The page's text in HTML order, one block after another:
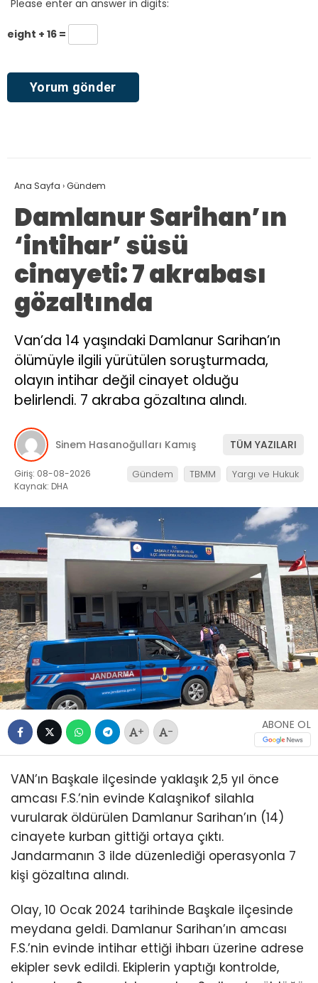
Please enter an answer in digits:
eight + 16 =
Ana Sayfa ›Gündem
Damlanur Sarihan’ın
‘intihar’ süsü
cinayeti: 7 akrabası
gözaltında
Van’da 14 yaşındaki Damlanur Sarihan’ın
ölümüyle ilgili yürütülen soruşturmada,
olayın intihar değil cinayet olduğu
belirlendi. 7 akraba gözaltına alındı.
Sinem Hasanoğulları Kamış TÜM YAZILARI
Giriş: 08-08-2026
Kaynak: DHA
Gündem TBMM Yargı ve Hukuk
+ -
ABONE OL
VAN’ın Başkale ilçesinde yaklaşık 2,5 yıl önce
amcası F.S.’nin evinde Kalaşnikof silahla
vurularak öldürülen Damlanur Sarihan’ın (14)
cinayete kurban gittiği ortaya çıktı.
Jandarmanın 3 ilde düzenlediği operasyonla 7
kişi gözaltına alındı.
Olay, 10 Ocak 2024 tarihinde Başkale ilçesinde
meydana geldi. Damlanur Sarihan’ın amcası
F.S.’nin evinde intihar ettiği ihbarı üzerine adrese
ekipler sevk edildi. Ekiplerin yaptığı kontrolde,